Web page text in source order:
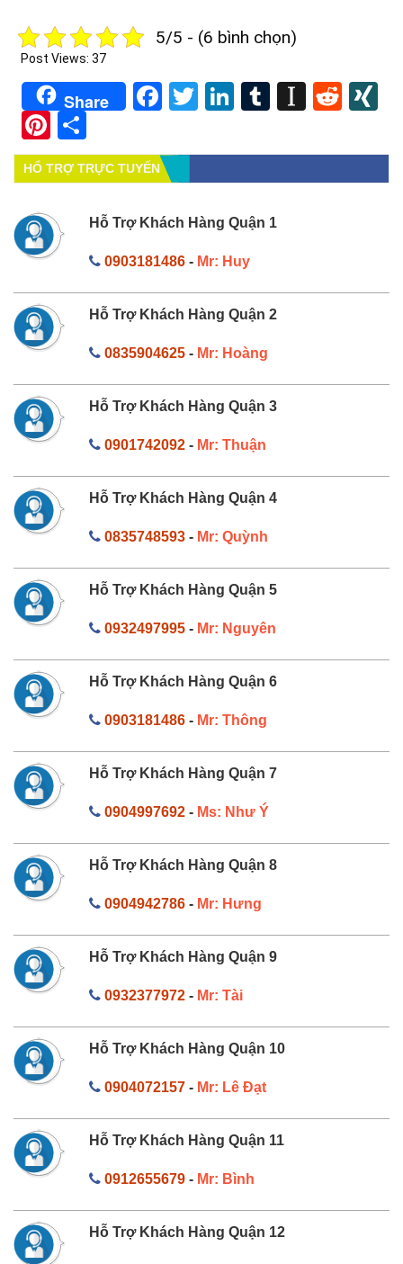
5/5 - (6 bình chọn)
Post Views: 37
Share Facebook
TwitterLinkedIn
Tumblr
Pinterest
HỔ TRỢ TRỰC TUYẾN
Hỗ Trợ Khách Hàng Quận 1
0903181486- Mr: Huy
Hỗ Trợ Khách Hàng Quận 2
0835904625- Mr: Hoàng
Hỗ Trợ Khách Hàng Quận 3
0901742092- Mr: Thuận
Hỗ Trợ Khách Hàng Quận 4
0835748593- Mr: Quỳnh
Hỗ Trợ Khách Hàng Quận 5
0932497995- Mr: Nguyên
Hỗ Trợ Khách Hàng Quận 6
0903181486- Mr: Thông
Hỗ Trợ Khách Hàng Quận 7
0904997692- Ms: Như Ý
Hỗ Trợ Khách Hàng Quận 8
0904942786- Mr: Hưng
Hỗ Trợ Khách Hàng Quận 9
0932377972- Mr: Tài
Hỗ Trợ Khách Hàng Quận 10
0904072157- Mr: Lê Đạt
Hỗ Trợ Khách Hàng Quận 11
0912655679- Mr: Bình
Hỗ Trợ Khách Hàng Quận 12